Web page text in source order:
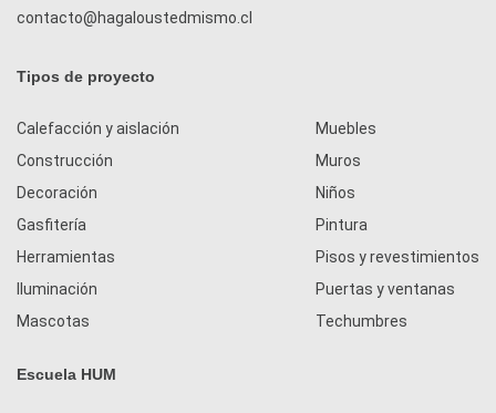
contacto@hagaloustedmismo.cl
Tipos de proyecto
Calefacción y aislación
Construcción
Decoración
Gasfitería
Herramientas
Iluminación
Mascotas
Muebles
Muros
Niños
Pintura
Pisos y revestimientos
Puertas y ventanas
Techumbres
Escuela HUM